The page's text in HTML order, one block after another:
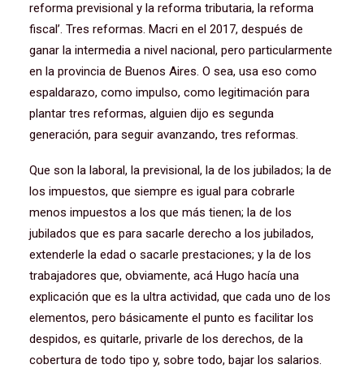
reforma previsional y la reforma tributaria, la reforma
fiscal’. Tres reformas. Macri en el 2017, después de
ganar la intermedia a nivel nacional, pero particularmente
en la provincia de Buenos Aires. O sea, usa eso como
espaldarazo, como impulso, como legitimación para
plantar tres reformas, alguien dijo es segunda
generación, para seguir avanzando, tres reformas.
Que son la laboral, la previsional, la de los jubilados; la de
los impuestos, que siempre es igual para cobrarle
menos impuestos a los que más tienen; la de los
jubilados que es para sacarle derecho a los jubilados,
extenderle la edad o sacarle prestaciones; y la de los
trabajadores que, obviamente, acá Hugo hacía una
explicación que es la ultra actividad, que cada uno de los
elementos, pero básicamente el punto es facilitar los
despidos, es quitarle, privarle de los derechos, de la
cobertura de todo tipo y, sobre todo, bajar los salarios.